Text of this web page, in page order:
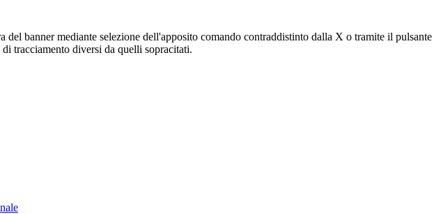
banner mediante selezione dell'apposito comando contraddistinto dalla X o tramite il
tracciamento diversi da quelli sopracitati.